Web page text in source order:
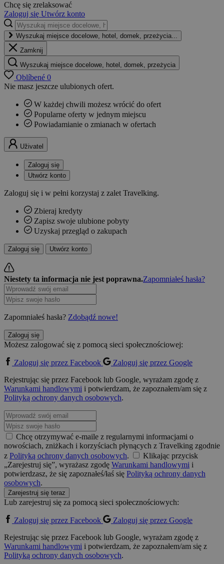
Chcę się zrelaksować
Zaloguj się Utwórz konto
Wyszukaj miejsce docelowe, hotel, domek, przeżycia...
Zamknij
Wyszukaj miejsce docelowe, hotel, domek, przeżycia
Oblíbené 0
Nie masz jeszcze ulubionych ofert.
W każdej chwili możesz wrócić do ofert
Popularne oferty w jednym miejscu
Powiadamianie o zmianach w ofertach
Uživatel
Zaloguj się
Utwórz konto
Zaloguj się i w pełni korzystaj z zalet Travelking.
Zbieraj kredyty
Zapisz swoje ulubione pobyty
Uzyskaj przegląd o zakupach
Zaloguj się Utwórz konto
Niestety ta informacja nie jest poprawna.Zapomniałeś hasła?
Zapomniałeś hasła? Zdobądź nowe!
Zaloguj się
Możesz zalogować się z pomocą sieci społecznościowej:
Zaloguj się przez Facebook
Zaloguj się przez Google
Rejestrując się przez Facebook lub Google, wyrażam zgodę z
Warunkami handlowymi i potwierdzam, że zapoznałem/am się z
Polityką ochrony danych osobowych.
Chcę otrzymywać e-maile z regularnymi informacjami o
nowościach, zniżkach i korzyściach płynących z Travelking zgodnie
z Polityką ochrony danych osobowych.
Klikając przycisk
„Zarejestruj się”, wyrażasz zgodę Warunkami handlowymi i
potwierdzasz, że się zapoznałeś/łaś się Polityką ochrony danych
osobowych.
Zarejestruj się teraz
Lub zarejestruj się za pomocą sieci społecznościowych:
Zaloguj się przez Facebook
Zaloguj się przez Google
Rejestrując się przez Facebook lub Google, wyrażam zgodę z
Warunkami handlowymi i potwierdzam, że zapoznałem/am się z
Polityką ochrony danych osobowych.